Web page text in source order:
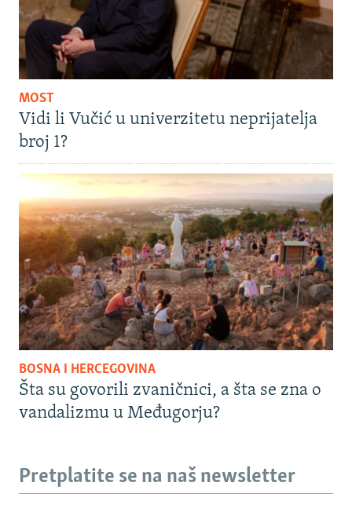
MOST
Vidi li Vučić u univerzitetu neprijatelja
broj 1?
BOSNA I HERCEGOVINA
Šta su govorili zvaničnici, a šta se zna o
vandalizmu u Međugorju?
Pretplatite se na naš newsletter